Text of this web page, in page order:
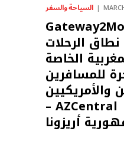
السياحة والسفر
الرحلات
الخاصة
للمسافرين
والأمريكيين
– AZCentral
أريزونا